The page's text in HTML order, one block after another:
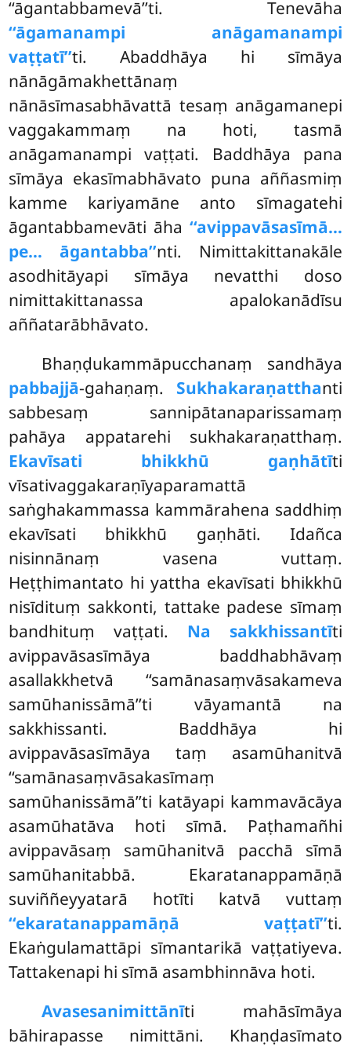
‘‘āgantabbamevā’’ti. Tenevāha
‘‘āgamanampi anāgamanampi
vaṭṭatī’’ti. Abaddhāya hi sīmāya
nānāgāmakhettānaṃ
nānāsīmasabhāvattā tesaṃ anāgamanepi
vaggakammaṃ na hoti, tasmā
anāgamanampi vaṭṭati. Baddhāya pana
sīmāya ekasīmabhāvato puna aññasmiṃ
kamme kariyamāne anto sīmagatehi
āgantabbamevāti āha ‘‘avippavāsasīmā…
pe… āgantabba’’nti. Nimittakittanakāle
asodhitāyapi sīmāya nevatthi doso
nimittakittanassa apalokanādīsu
aññatarābhāvato.
Bhaṇḍukammāpucchanaṃ sandhāya
pabbajjā-gahaṇaṃ. Sukhakaraṇatthanti
sabbesaṃ sannipātanaparissamaṃ
pahāya appatarehi sukhakaraṇatthaṃ.
Ekavīsati bhikkhū gaṇhātīti
vīsativaggakaraṇīyaparamattā
saṅghakammassa kammārahena saddhiṃ
ekavīsati bhikkhū gaṇhāti. Idañca
nisinnānaṃ vasena vuttaṃ.
Heṭṭhimantato hi yattha ekavīsati bhikkhū
nisīdituṃ sakkonti, tattake padese sīmaṃ
bandhituṃ vaṭṭati. Na sakkhissantīti
avippavāsasīmāya baddhabhāvaṃ
asallakkhetvā ‘‘samānasaṃvāsakameva
samūhanissāmā’’ti vāyamantā na
sakkhissanti. Baddhāya hi
avippavāsasīmāya taṃ asamūhanitvā
‘‘samānasaṃvāsakasīmaṃ
samūhanissāmā’’ti katāyapi kammavācāya
asamūhatāva hoti sīmā. Paṭhamañhi
avippavāsaṃ samūhanitvā pacchā sīmā
samūhanitabbā. Ekaratanappamāṇā
suviññeyyatarā hotīti katvā vuttaṃ
‘‘ekaratanappamāṇā vaṭṭatī’’ti.
Ekaṅgulamattāpi sīmantarikā vaṭṭatiyeva.
Tattakenapi hi sīmā asambhinnāva hoti.
Avasesanimittānīti mahāsīmāya
bāhirapasse nimittāni. Khaṇḍasīmato